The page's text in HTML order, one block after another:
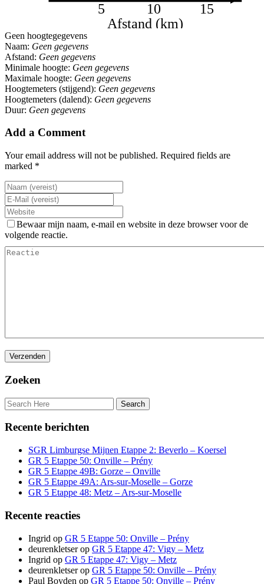
5 10
15
Afstand (km)
Geen hoogtegegevens
Naam: Geen gegevens
Afstand: Geen gegevens
Minimale hoogte: Geen gegevens
Maximale hoogte: Geen gegevens
Hoogtemeters (stijgend): Geen gegevens
Hoogtemeters (dalend): Geen gegevens
Duur: Geen gegevens
Add a Comment
Your email address will not be published. Required fields are
marked *
Bewaar mijn naam, e-mail en website in deze browser voor de
volgende reactie.
Zoeken
Recente berichten
SGR Limburgse Mijnen Etappe 2: Beverlo – Koersel
GR 5 Etappe 50: Onville – Prény
GR 5 Etappe 49B: Gorze – Onville
GR 5 Etappe 49A: Ars-sur-Moselle – Gorze
GR 5 Etappe 48: Metz – Ars-sur-Moselle
Recente reacties
Ingrid op GR 5 Etappe 50: Onville – Prény
deurenkletserop GR 5 Etappe 47: Vigy – Metz
Ingrid op GR 5 Etappe 47: Vigy – Metz
deurenkletserop GR 5 Etappe 50: Onville – Prény
Paul Boyden op GR 5 Etappe 50: Onville – Prény